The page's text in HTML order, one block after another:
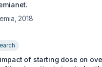
2018
of starting dose on